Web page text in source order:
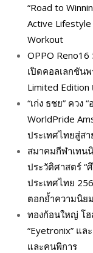
“Road to
Active
Workout
OPPO
เปิดคอลเลกชัน
Limited Edition
“เก่ง ธชย” ควง
WorldPride
ประเทศไทยสู่ส
สมาคมกีฬาเทน
ประวัติศาสตร์ “
ประเทศไทย
ตอกย้ำความนิย
ทองก้อนใหญ่ โฮ
“Eyetronix” แ
และคนพิการ